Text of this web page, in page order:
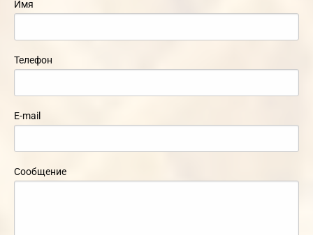
Имя
Телефон
E-mail
Сообщение